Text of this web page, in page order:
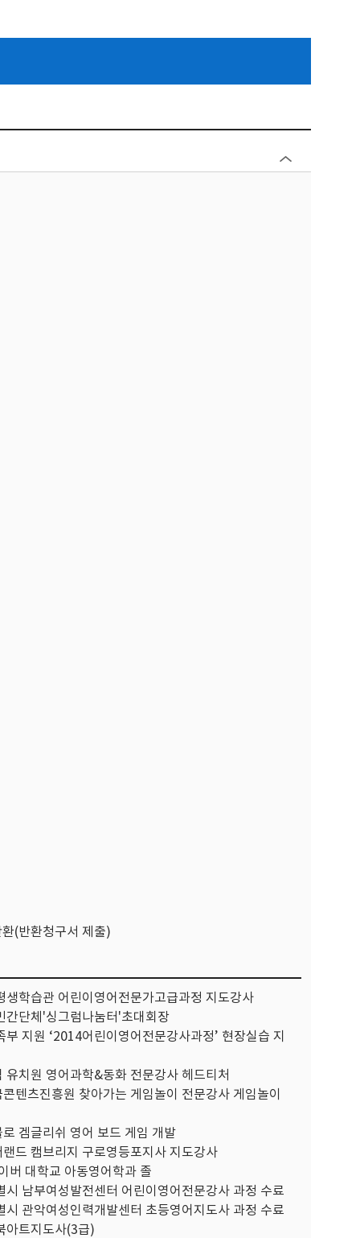
(반환청구서 제출)
생학습관 어린이영어전문가고급과정 지도강사
간단체'싱그럼나눔터'초대회장
부 지원 ‘2014어린이영어전문강사과정’ 현장실습 지
유치원 영어과학&동화 전문강사 헤드티처
텐츠진흥원 찾아가는 게임놀이 전문강사 게임놀이
겜글리쉬 영어 보드 게임 개발
드 캠브리지 구로영등포지사 지도강사
버 대학교 아동영어학과 졸
시 남부여성발전센터 어린이영어전문강사 과정 수료
시 관악여성인력개발센터 초등영어지도사 과정 수료
아트지도사(3급)